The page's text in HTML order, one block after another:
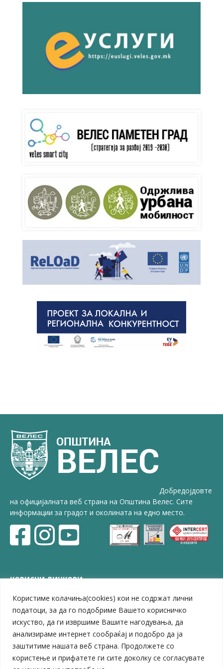
Користиме колачиња(cookies) кои не содржат лични
податоци, за да го подобриме Вашето корисничко
искуство, да ги извршиме Вашите нагодувања, да
анализираме интернет сообраќај и подобро да ја
заштитиме нашата веб страна. Продолжете со
користење и прифатете ги сите доколку се согласувате
Добредојдовте
на официјалната веб страна на Општина Велес. Сите
информации за градот и околината на едно место.
КОРИСНИ ЛИНКОВИ
ЗЕЛС – Заедница на единиците на локална самоуправа
Центар за развој на Вардарски плански регион
Јавно комунално претпријатие „Дервен“
ЈПССО „Парк – спорт и паркинзи“
ЛБ „Гоце Делчев“
ЛУ „Народен Музеј“
Влада на Република Северна Македонија